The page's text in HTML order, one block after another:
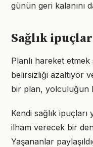
günün geri kalanını
Sağlık
Planlı hareket etmek
belirsizliği azaltıyor
bir plan, yolculuğun
Kendi sağlık
ilham verecek bir
Yaşananlar